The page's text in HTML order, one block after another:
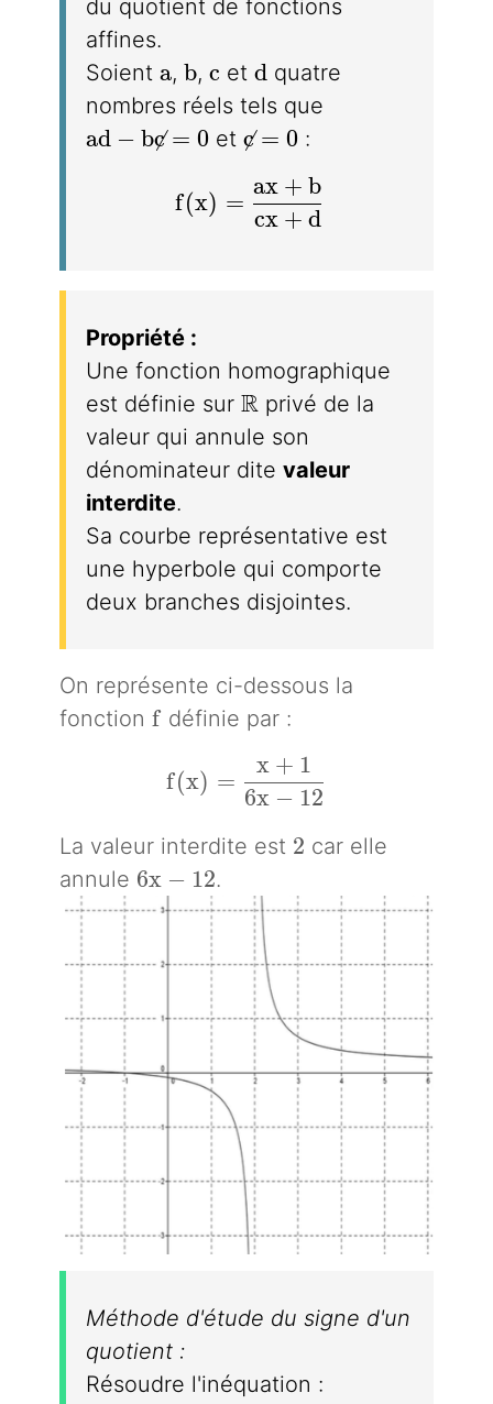
du quotient de fonctions
affines.
Soient a
a, b
b, c
c et d
d quatre
nombres réels tels que
ad-bc\neq 0
ad − bc = 0et c\neq 0
c = 0 :
f(x)=\dfrac{ax+b}{cx+d}
f(x) =
cx + d
ax + b
Propriété :
Une fonction homographique
est définie sur \mathbb R
R privé de la
valeur qui annule son
dénominateur dite valeur
interdite.
Sa courbe représentative est
une hyperbole qui comporte
deux branches disjointes.
On représente ci-dessous la
fonction f
f définie par :
f(x)=\dfrac{x+1}{6x-12}
f(x) =
6x − 12
x + 1
La valeur interdite est 2
2 car elle
annule 6x-12
6x − 12.
Méthode d'étude du signe d'un
quotient :
Résoudre l'inéquation :